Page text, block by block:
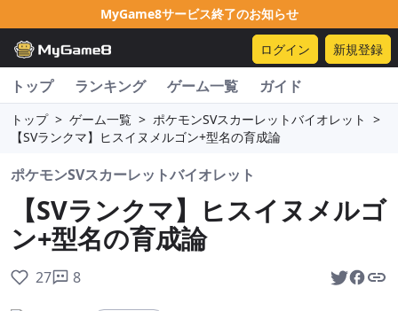
MyGame8サービス終了のお知らせ
ログイン 新規登録
トップ ランキング ゲーム一覧 ガイド
トップ > ゲーム一覧 > ポケモンSVスカーレットバイオレット >
【SVランクマ】ヒスイヌメルゴン+型名の育成論
ポケモンSVスカーレットバイオレット
【SVランクマ】ヒスイヌメルゴ
ン+型名の育成論
27 8